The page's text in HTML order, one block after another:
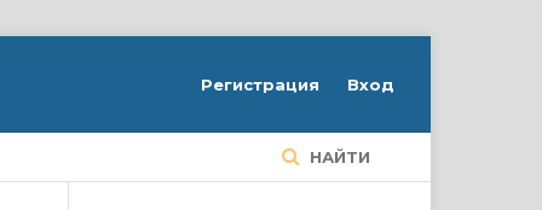
НАЙТИ
Регистрация Вход